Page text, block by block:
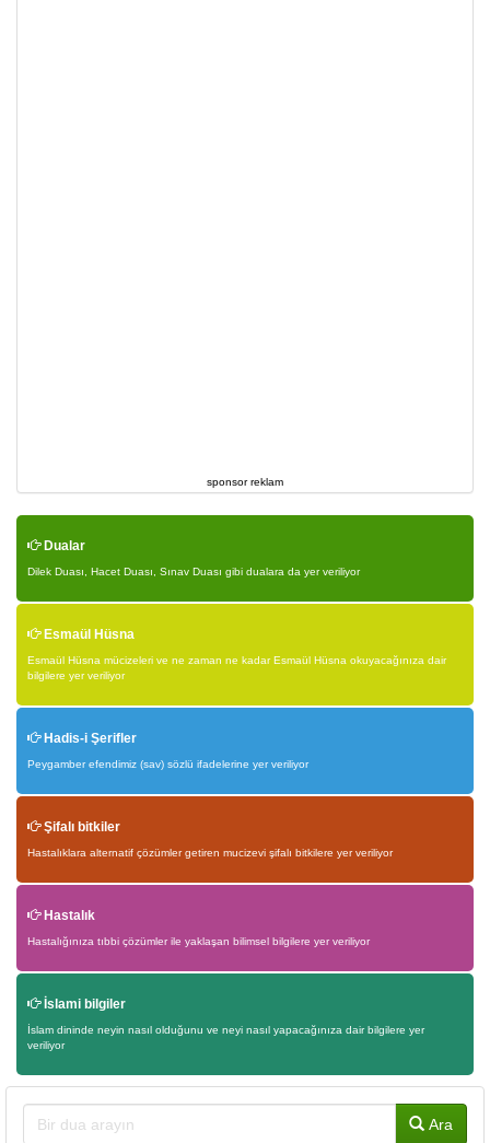
sponsor reklam
Dualar
Dilek Duası, Hacet Duası, Sınav Duası gibi dualara da yer veriliyor
Esmaül Hüsna
Esmaül Hüsna mücizeleri ve ne zaman ne kadar Esmaül Hüsna okuyacağınıza dair
bilgilere yer veriliyor
Hadis-i Şerifler
Peygamber efendimiz (sav) sözlü ifadelerine yer veriliyor
Şifalı bitkiler
Hastalıklara alternatif çözümler getiren mucizevi şifalı bitkilere yer veriliyor
Hastalık
Hastalığınıza tıbbi çözümler ile yaklaşan bilimsel bilgilere yer veriliyor
İslami bilgiler
İslam dininde neyin nasıl olduğunu ve neyi nasıl yapacağınıza dair bilgilere yer
veriliyor
Ara